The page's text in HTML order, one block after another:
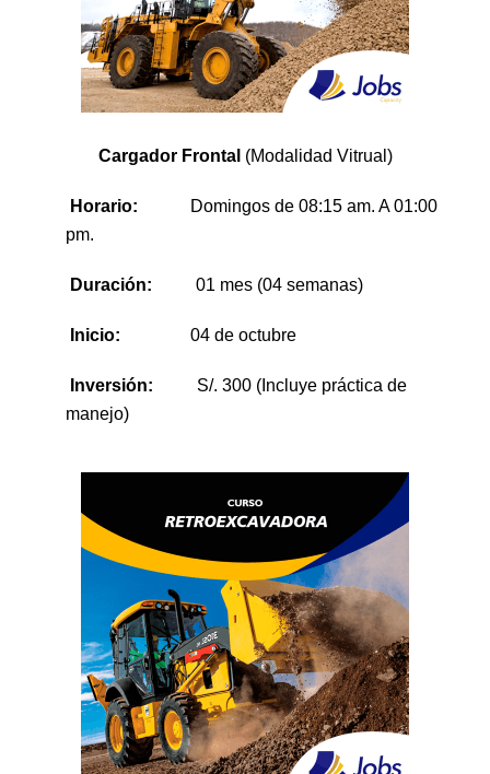
Cargador Frontal (Modalidad Vitrual)
Horario:
Domingos de 08:15 am. A 01:00
pm.
Duración: 01 mes (04 semanas)
Inicio: 04 de octubre
Inversión:
S/. 300 (Incluye práctica de
manejo)